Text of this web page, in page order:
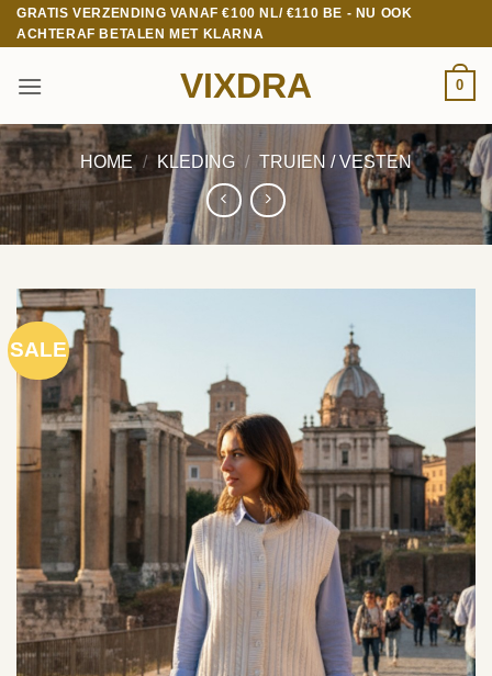
Ga
naar
GRATIS VERZENDING VANAF €100 NL/ €110 BE - NU OOK
ACHTERAF BETALEN MET KLARNA
VIXDRA 0
HOME / KLEDING / TRUIEN / VESTEN
SALE